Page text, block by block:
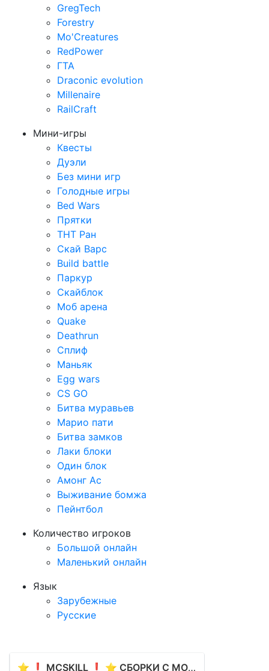
GregTech
Forestry
Mo'Creatures
RedPower
ГТА
Draconic evolution
Millenaire
RailCraft
Мини-игры
Квесты
Дуэли
Без мини игр
Голодные игры
Bed Wars
Прятки
ТНТ Ран
Скай Варс
Build battle
Паркур
Скайблок
Моб арена
Quake
Deathrun
Сплиф
Маньяк
Egg wars
CS GO
Битва муравьев
Марио пати
Битва замков
Лаки блоки
Один блок
Амонг Ас
Выживание бомжа
Пейнтбол
Количество игроков
Большой онлайн
Маленький онлайн
Язык
Зарубежные
Русские
⭐ ❗ MCSKILL ❗ ⭐ СБОРКИ С МОДАМИ ⭐ ВАЙП 17.05 ⭐